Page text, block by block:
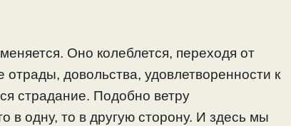
Оно колеблется, переходя от
довольства, удовлетворенности к
страдание. Подобно ветру
в одну, то в другую сторону. И здесь мы